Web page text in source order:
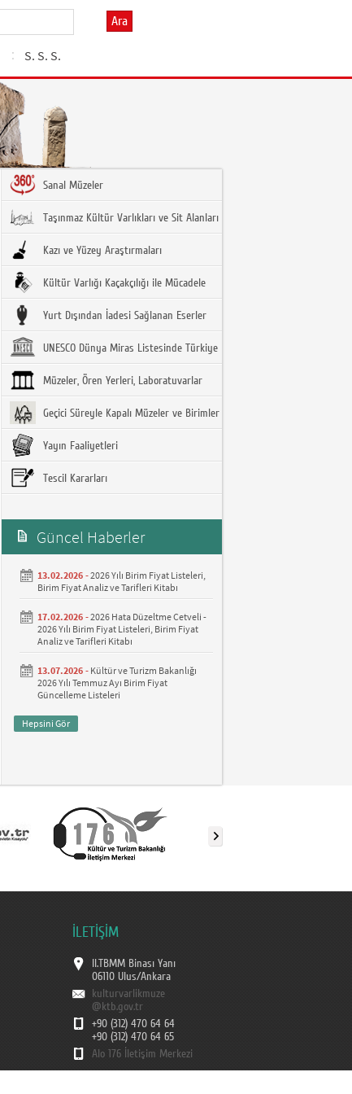
Ara
S. S. S.
Sanal Müzeler
Taşınmaz Kültür Varlıkları ve Sit Alanları
Kazı ve Yüzey Araştırmaları
Kültür Varlığı Kaçakçılığı ile Mücadele
Yurt Dışından İadesi Sağlanan Eserler
UNESCO Dünya Miras Listesinde Türkiye
Müzeler, Ören Yerleri, Laboratuvarlar
Geçici Süreyle Kapalı Müzeler ve Birimler
Yayın Faaliyetleri
Tescil Kararları
Güncel Haberler
13.02.2026 -2026 Yılı Birim Fiyat Listeleri,
Birim Fiyat Analiz ve Tarifleri Kitabı
17.02.2026 -2026 Hata Düzeltme Cetveli -
2026 Yılı Birim Fiyat Listeleri, Birim Fiyat
Analiz ve Tarifleri Kitabı
13.07.2026 - Kültür ve Turizm Bakanlığı
2026 Yılı Temmuz Ayı Birim Fiyat
Güncelleme Listeleri
Hepsini Gör
İLETİŞİM
II.TBMM Binası Yanı
06110 Ulus/Ankara
kulturvarlikmuze
@ktb.gov.tr
+90 (312) 470 64 64
+90 (312) 470 64 65
Alo 176 İletişim Merkezi